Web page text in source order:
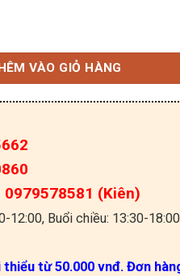
VÀO GIỎ HÀNG
(Kiên)
12:00, Buổi chiều: 13:30-
từ 50.000 vnđ. Đơn